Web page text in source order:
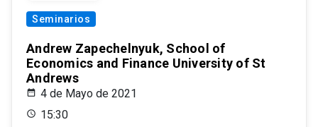
Seminarios
Andrew Zapechelnyuk, School of
Economics and Finance University of St
Andrews
4 de Mayo de 2021
15:30